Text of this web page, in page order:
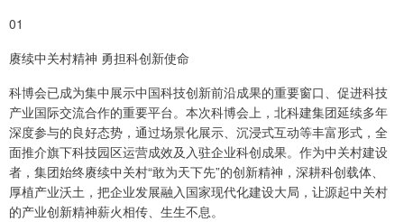
01
赓续中关村精神 勇担科创新使命
科博会已成为集中展示中国科技创新前沿成果的重要窗口、促进科技
产业国际交流合作的重要平台。本次科博会上，北科建集团延续多年
深度参与的良好态势，通过场景化展示、沉浸式互动等丰富形式，全
面推介旗下科技园区运营成效及入驻企业科创成果。作为中关村建设
者，集团始终赓续中关村“敢为天下先”的创新精神，深耕科创载体、
厚植产业沃土，把企业发展融入国家现代化建设大局，让源起中关村
的产业创新精神薪火相传、生生不息。